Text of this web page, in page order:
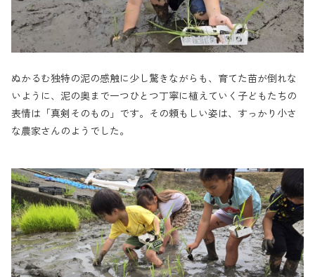
ぬかるむ独特の泥の感触に少し驚きながらも、育てた苗が倒れな
いように、泥の奥まで一つひとつ丁寧に植えていく子どもたちの
表情は「真剣そのもの」です。その頼もしい姿は、すっかり小さ
な農家さんのようでした。